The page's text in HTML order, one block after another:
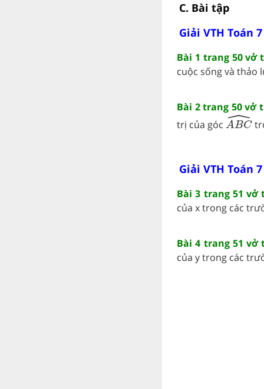
C. Bài tập
Giải VTH Toán
Bài 1 trang 50 vở
cuộc sống và thảo
Bài 2 trang 50 vở
trị của góc ˆ
ABC
ABC^
Giải VTH Toán
Bài 3 trang 51 vở
của x trong các
Bài 4 trang 51 vở
của y trong các